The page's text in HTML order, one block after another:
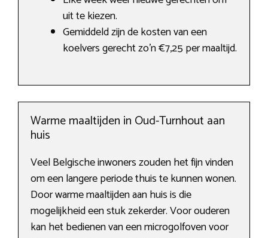
uit te kiezen.
Gemiddeld zijn de kosten van een
koelvers gerecht zo’n €7,25 per maaltijd.
Warme maaltijden in Oud-Turnhout aan
huis
Veel Belgische inwoners zouden het fijn vinden
om een langere periode thuis te kunnen wonen.
Door warme maaltijden aan huis is die
mogelijkheid een stuk zekerder. Voor ouderen
kan het bedienen van een microgolfoven voor